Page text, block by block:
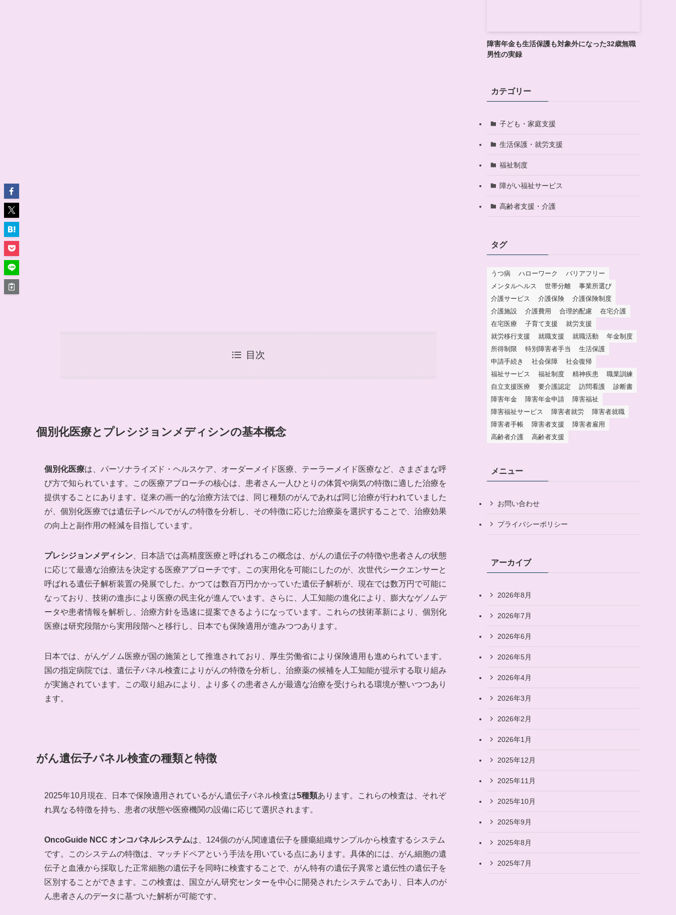
目次
個別化医療とプレシジョンメディシンの基本概念
個別化医療は、パーソナライズド・ヘルスケア、オーダーメイド医療、テーラーメイド医療など、さまざまな呼
び方で知られています。この医療アプローチの核心は、患者さん一人ひとりの体質や病気の特徴に適した治療を
提供することにあります。従来の画一的な治療方法では、同じ種類のがんであれば同じ治療が行われていました
が、個別化医療では遺伝子レベルでがんの特徴を分析し、その特徴に応じた治療薬を選択することで、治療効果
の向上と副作用の軽減を目指しています。
プレシジョンメディシン 、日本語では高精度医療と呼ばれるこの概念は、がんの遺伝子の特徴や患者さんの状態
に応じて最適な治療法を決定する医療アプローチです。この実用化を可能にしたのが、次世代シークエンサーと
呼ばれる遺伝子解析装置の発展でした。かつては数百万円かかっていた遺伝子解析が、現在では数万円で可能に
なっており、技術の進歩により医療の民主化が進んでいます。さらに、人工知能の進化により、膨大なゲノムデ
ータや患者情報を解析し、治療方針を迅速に提案できるようになっています。これらの技術革新により、個別化
医療は研究段階から実用段階へと移行し、日本でも保険適用が進みつつあります。
日本では、がんゲノム医療が国の施策として推進されており、厚生労働省により保険適用も進められています。
国の指定病院では、遺伝子パネル検査によりがんの特徴を分析し、治療薬の候補を人工知能が提示する取り組み
が実施されています。この取り組みにより、より多くの患者さんが最適な治療を受けられる環境が整いつつあり
ます。
がん遺伝子パネル検査の種類と特徴
2025年10月現在、日本で保険適用されているがん遺伝子パネル検査は5種類あります。これらの検査は、それぞ
れ異なる特徴を持ち、患者の状態や医療機関の設備に応じて選択されます。
OncoGuide NCC オンコパネルシステムは、124個のがん関連遺伝子を腫瘍組織サンプルから検査するシステム
です。このシステムの特徴は、マッチドペアという手法を用いている点にあります。具体的には、がん細胞の遺
伝子と血液から採取した正常細胞の遺伝子を同時に検査することで、がん特有の遺伝子異常と遺伝性の遺伝子を
区別することができます。この検査は、国立がん研究センターを中心に開発されたシステムであり、日本人のが
ん患者さんのデータに基づいた解析が可能です。
障害年金も生活保護も対象外になった32歳無職
男性の実録
カテゴリー
子ども・家庭支援
生活保護・就労支援
福祉制度
障がい福祉サービス
高齢者支援・介護
タグ
うつ病 ハローワーク
バリアフリー
メンタルヘルス
世帯分離
事業所選び
介護サービス
介護保険
介護保険制度
介護施設
介護費用 合理的配慮
在宅介護
在宅医療
子育て支援
就労支援
就労移行支援
就職支援 就職活動
年金制度
所得制限
特別障害者手当
生活保護
申請手続き
社会保障
社会復帰
福祉サービス
福祉制度 精神疾患
職業訓練
自立支援医療
要介護認定 訪問看護
診断書
障害年金
障害年金申請
障害福祉
障害福祉サービス
障害者就労
障害者就職
障害者手帳
障害者支援
障害者雇用
高齢者介護
高齢者支援
メニュー
お問い合わせ
プライバシーポリシー
アーカイブ
2026年8月
2026年7月
2026年6月
2026年5月
2026年4月
2026年3月
2026年2月
2026年1月
2025年12月
2025年11月
2025年10月
2025年9月
2025年8月
2025年7月